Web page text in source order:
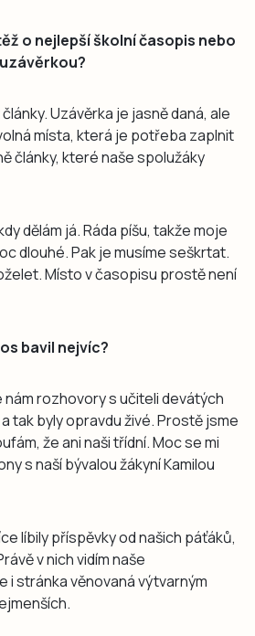
o nejlepší školní časopis nebo
Uzávěrka je jasně daná, ale
místa, která je potřeba zaplnit
články, které naše spolužáky
dělám já. Ráda píšu, takže moje
dlouhé. Pak je musíme seškrtat.
Místo v časopisu prostě není
bavil nejvíc?
nám rozhovory s učiteli devátých
tak byly opravdu živé. Prostě jsme
že ani naši třídní. Moc se mi
s naší bývalou žákyní Kamilou
líbily příspěvky od našich páťáků,
v nich vidím naše
i stránka věnovaná výtvarným